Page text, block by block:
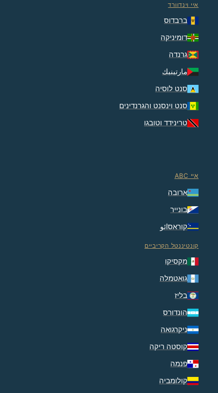
איי וינדוורד
ברבדוס
דומיניקה
גרנדה
مارتينيك
סנט לוסיה
סנט וינסנט והגרנדינים
טרינידד וטובגו
איי ABC
ארובה
בונייר
קוראסائو
קונטיננטל הקריביים
מקסיקו
גואטמלה
בליז
הונדורס
ניקרגואה
קוסטה ריקה
פנמה
קולומביה